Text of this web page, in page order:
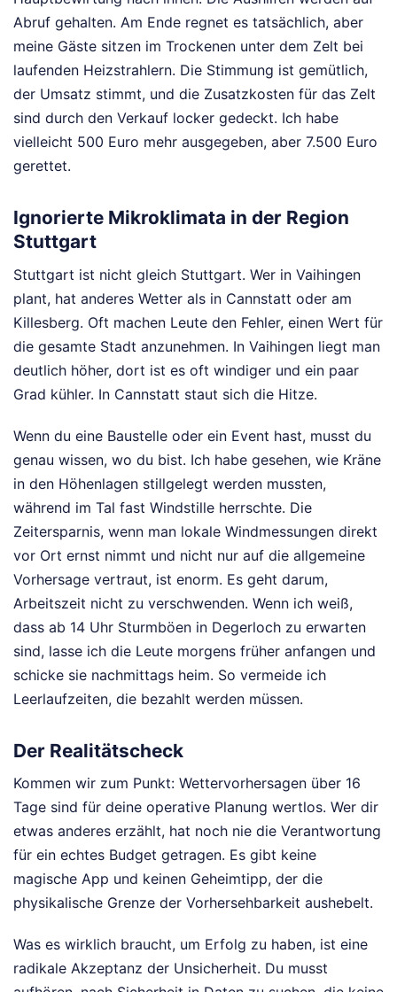
Abruf gehalten. Am Ende regnet es tatsächlich, aber
meine Gäste sitzen im Trockenen unter dem Zelt bei
laufenden Heizstrahlern. Die Stimmung ist gemütlich,
der Umsatz stimmt, und die Zusatzkosten für das Zelt
sind durch den Verkauf locker gedeckt. Ich habe
vielleicht 500 Euro mehr ausgegeben, aber 7.500 Euro
gerettet.
Ignorierte Mikroklimata in der Region
Stuttgart
Stuttgart ist nicht gleich Stuttgart. Wer in Vaihingen
plant, hat anderes Wetter als in Cannstatt oder am
Killesberg. Oft machen Leute den Fehler, einen Wert für
die gesamte Stadt anzunehmen. In Vaihingen liegt man
deutlich höher, dort ist es oft windiger und ein paar
Grad kühler. In Cannstatt staut sich die Hitze.
Wenn du eine Baustelle oder ein Event hast, musst du
genau wissen, wo du bist. Ich habe gesehen, wie Kräne
in den Höhenlagen stillgelegt werden mussten,
während im Tal fast Windstille herrschte. Die
Zeitersparnis, wenn man lokale Windmessungen direkt
vor Ort ernst nimmt und nicht nur auf die allgemeine
Vorhersage vertraut, ist enorm. Es geht darum,
Arbeitszeit nicht zu verschwenden. Wenn ich weiß,
dass ab 14 Uhr Sturmböen in Degerloch zu erwarten
sind, lasse ich die Leute morgens früher anfangen und
schicke sie nachmittags heim. So vermeide ich
Leerlaufzeiten, die bezahlt werden müssen.
Der Realitätscheck
Kommen wir zum Punkt: Wettervorhersagen über 16
Tage sind für deine operative Planung wertlos. Wer dir
etwas anderes erzählt, hat noch nie die Verantwortung
für ein echtes Budget getragen. Es gibt keine
magische App und keinen Geheimtipp, der die
physikalische Grenze der Vorhersehbarkeit aushebelt.
Was es wirklich braucht, um Erfolg zu haben, ist eine
radikale Akzeptanz der Unsicherheit. Du musst